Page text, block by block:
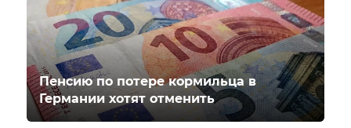
Пенсию по потере кормильца в
Германии хотят отменить